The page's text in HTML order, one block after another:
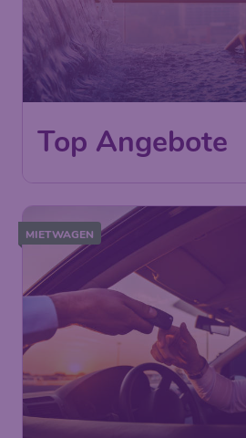
Top Angebote
MIETWAGEN